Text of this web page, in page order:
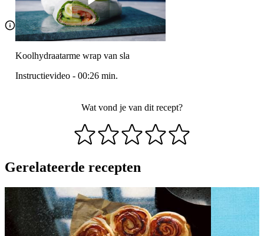
Koolhydraatarme wrap van sla
Instructievideo - 00:26 min.
Wat vond je van dit recept?
Gerelateerde recepten